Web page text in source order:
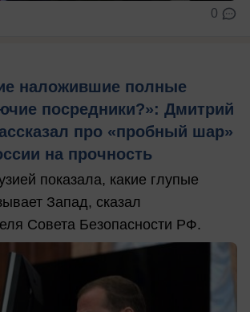
0
наложившие полные
посредники?»: Дмитрий
про «пробный шар»
на прочность
показала, какие глупые
Запад, сказал
Совета Безопасности РФ.